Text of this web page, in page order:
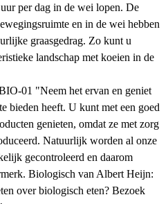
per dag in de wei lopen. De
en in de wei hebben
graasgedrag. Zo kunt u
landschap met koeien in de
01 "Neem het ervan en geniet
bieden heeft. U kunt met een goed
genieten, omdat ze met zorg
Natuurlijk worden al onze
gecontroleerd en daarom
Biologisch van Albert Heijn:
over biologisch eten? Bezoek